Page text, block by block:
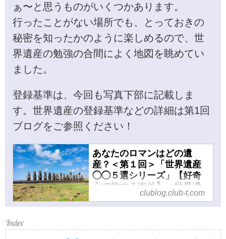
ぁ〜と思うものがいくつかあります。
行ったことがない場所でも、とっておきの
秘密を知ったかのように楽しめるので、世
界遺産の勉強の合間によく地図を眺めてい
ました。
登録基準は、今回も写真下部に記載しま
す。世界遺産の登録基準などの詳細は第1回
ブログをご参照ください！
あなたのロマンはどの遺
産？＜第１回＞「世界遺産
◯◯５選シリーズ」【好奇
心で旅する海外】＜世界遺
宝物であり、それを学ぶことは
clublog.club-t.com